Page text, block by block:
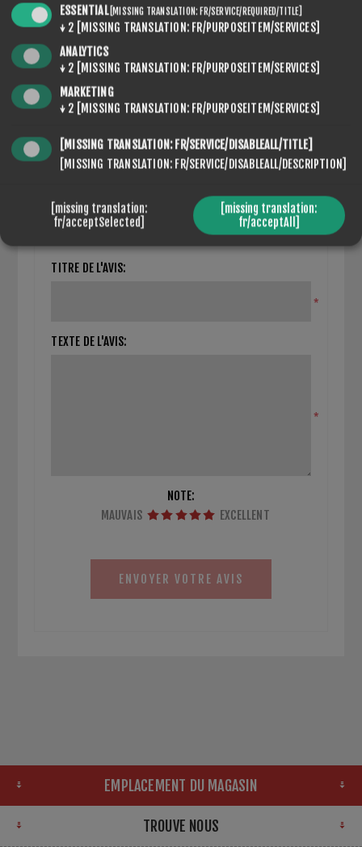
REVIEWS
CONTACT US
Seuls les utilisateurs enregistrés peuvent saisir des
TITRE DE L'AVIS:
*
TEXTE DE L'AVIS:
*
NOTE:
MAUVAIS
EXCELLENT
ENVOYER VOTRE AVIS
EMPLACEMENT DU MAGASIN
TROUVE NOUS
ESSENTIAL [MISSING TRANSLATION: FR/SERVICE/REQUIRED/TITLE]
↓ 2 [MISSING TRANSLATION: FR/PURPOSEITEM/SERVICES]
ANALYTICS
↓ 2 [MISSING TRANSLATION: FR/PURPOSEITEM/SERVICES]
MARKETING
↓ 2 [MISSING TRANSLATION: FR/PURPOSEITEM/SERVICES]
[MISSING TRANSLATION: FR/SERVICE/DISABLEALL/TITLE]
[MISSING TRANSLATION: FR/SERVICE/DISABLEALL/DESCRIPTION]
[missing translation:
fr/acceptSelected]
[missing translation:
fr/acceptAll]